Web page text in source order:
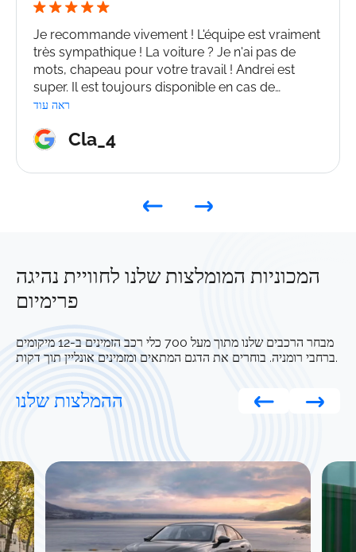
Je recommande vivement ! L'équipe est vraiment
très sympathique ! La voiture ? Je n'ai pas de
mots, chapeau pour votre travail ! Andrei est
super. Il est toujours disponible en cas de
problème ! Bravo Andrei, merci WLC !
ראה עוד
Cla_4
המכוניות המומלצות שלנו לחוויית נהיגה
פרימיום
מבחר הרכבים שלנו מתוך מעל 700 כלי רכב הזמינים ב-12 מיקומים
ברחבי רומניה. בוחרים את הדגם המתאים ומזמינים אונליין תוך דקות.
ההמלצות שלנו